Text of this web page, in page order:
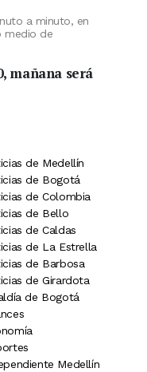
a minuto, en
medio de
mañana será
de Medellín
de Bogotá
de Colombia
de Bello
de Caldas
de La Estrella
de Barbosa
de Girardota
de Bogotá
Medellín